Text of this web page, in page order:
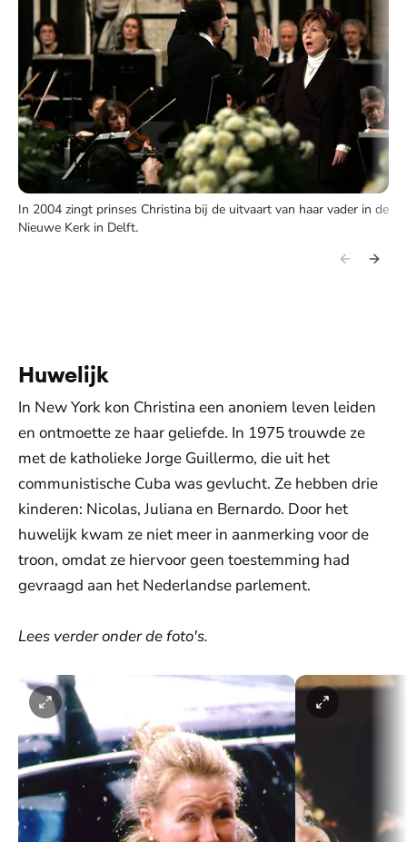
In 2004 zingt prinses Christina bij de uitvaart van haar vader in de
Nieuwe Kerk in Delft.
Huwelijk
In New York kon Christina een anoniem leven leiden
en ontmoette ze haar geliefde. In 1975 trouwde ze
met de katholieke Jorge Guillermo, die uit het
communistische Cuba was gevlucht. Ze hebben drie
kinderen: Nicolas, Juliana en Bernardo. Door het
huwelijk kwam ze niet meer in aanmerking voor de
troon, omdat ze hiervoor geen toestemming had
gevraagd aan het Nederlandse parlement.
Lees verder onder de foto's.